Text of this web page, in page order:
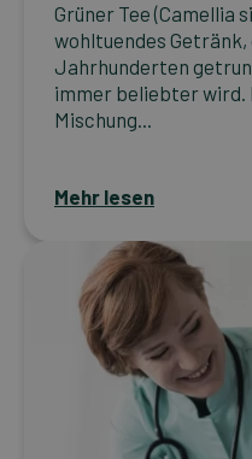
Grüner Tee (Camellia
wohltuendes Getränk,
Jahrhunderten
immer beliebter wird.
Mischung...
Mehr lesen